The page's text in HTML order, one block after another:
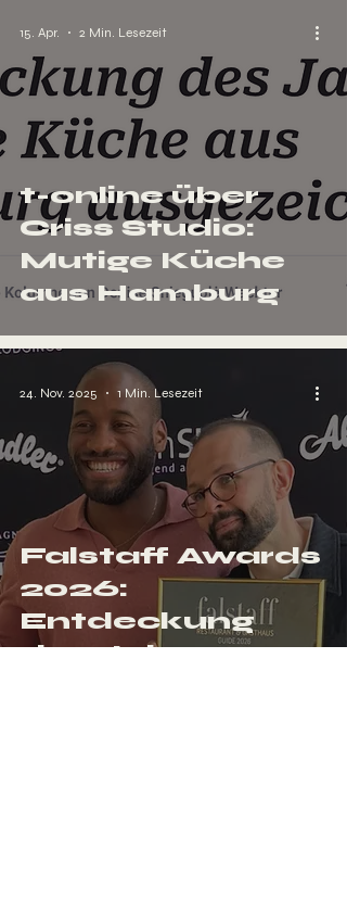
t-online über
Criss Studio:
Mutige Küche
aus Hamburg
15. Apr. 2 Min. Lesezeit
Falstaff Awards
2026:
Entdeckung
des Jahres
24. Nov. 2025 1 Min. Lesezeit